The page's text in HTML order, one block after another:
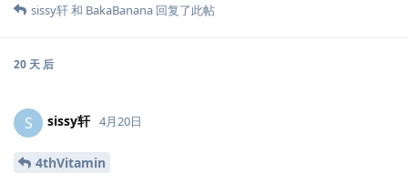
sissy轩和 BakaBanana 回复了此帖
20 天 后
S sissy轩 4月20日
4thVitamin